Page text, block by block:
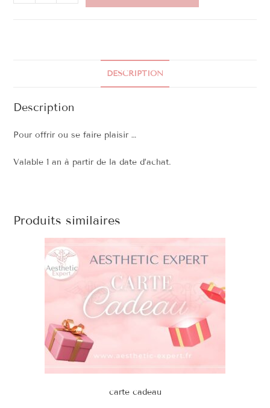
DESCRIPTION
Description
Pour offrir ou se faire plaisir …
Valable 1 an à partir de la date d’achat.
Produits similaires
carte cadeau